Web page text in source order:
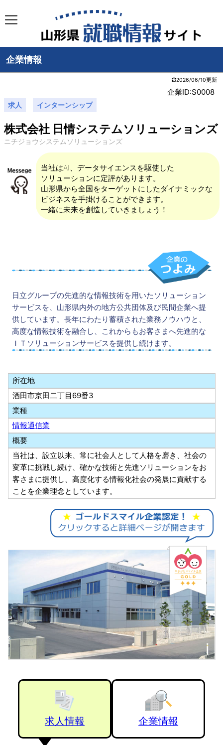
企業情報
2026/06/10更新
企業ID:S0008
求人 インターンシップ
株式会社 日情システムソリューションズ
ニチジョウシステムソリューションズ
当社はAI、データサイエンスを駆使した
ソリューションに定評があります。
山形県から全国をターゲットにしたダイナミックな
ビジネスを手掛けることができます。
一緒に未来を創造していきましょう！
日立グループの先進的な情報技術を用いたソリューション
サービスを、山形県内外の地方公共団体及び民間企業へ提
供しています。長年にわたり蓄積された業務ノウハウと、
高度な情報技術を融合し、これからもお客さまへ先進的な
ＩＴソリューションサービスを提供し続けます。
所在地
酒田市京田二丁目69番3
業種
情報通信業
概要
当社は、設立以来、常に社会人として人格を磨き、社会の
変革に挑戦し続け、確かな技術と先進ソリューションをお
客さまに提供し、高度化する情報化社会の発展に貢献する
ことを企業理念としています。
求人情報 企業情報